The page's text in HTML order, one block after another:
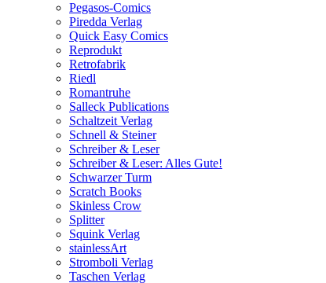
Pegasos-Comics
Piredda Verlag
Quick Easy Comics
Reprodukt
Retrofabrik
Riedl
Romantruhe
Salleck Publications
Schaltzeit Verlag
Schnell & Steiner
Schreiber & Leser
Schreiber & Leser: Alles Gute!
Schwarzer Turm
Scratch Books
Skinless Crow
Splitter
Squink Verlag
stainlessArt
Stromboli Verlag
Taschen Verlag